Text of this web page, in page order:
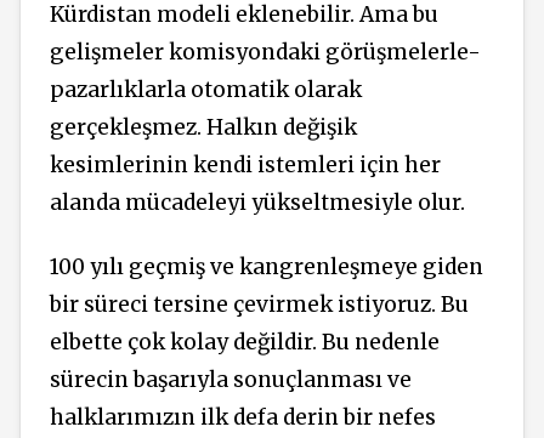
Kürdistan modeli eklenebilir. Ama bu
gelişmeler komisyondaki görüşmelerle-
pazarlıklarla otomatik olarak
gerçekleşmez. Halkın değişik
kesimlerinin kendi istemleri için her
alanda mücadeleyi yükseltmesiyle olur.
100 yılı geçmiş ve kangrenleşmeye giden
bir süreci tersine çevirmek istiyoruz. Bu
elbette çok kolay değildir. Bu nedenle
sürecin başarıyla sonuçlanması ve
halklarımızın ilk defa derin bir nefes